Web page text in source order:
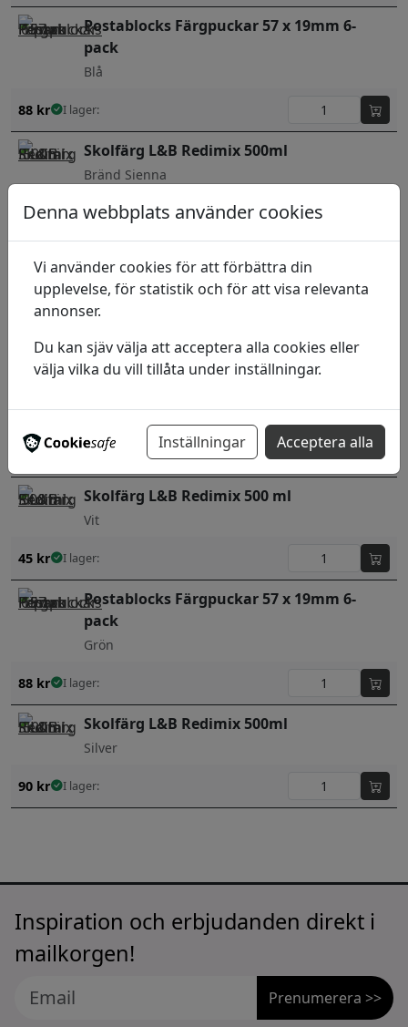
Postablocks Färgpuckar 57 x 19mm 6-
pack
Blå
88 kr I lager:
Skolfärg L&B Redimix 500ml
Bränd Sienna
45kr I lager:
Guld
90kr I lager:
Postablocks Färgpuckar 57 x 19mm 6-
88kr
Skolfärg L&B Redimix 500 ml
Vit
45 kr I lager:
Postablocks Färgpuckar 57 x 19mm 6-
pack
Grön
88 kr I lager:
Skolfärg L&B Redimix 500ml
Silver
90 kr I lager:
Inspiration och erbjudanden direkt i
mailkorgen!
Prenumerera >>
Denna webbplats använder cookies
Vi använder cookies för att förbättra din
upplevelse, för statistik och för att visa relevanta
annonser.
Du kan sjäv välja att acceptera alla cookies eller
välja vilka du vill tillåta under inställningar.
Inställningar Acceptera alla